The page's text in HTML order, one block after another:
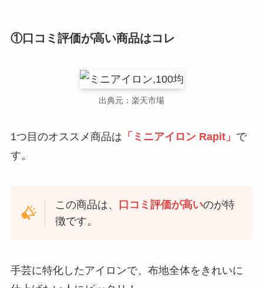
①口コミ評価が高い商品はコレ
出典元：楽天市場
1つ目のオススメ商品は 「ミニアイロン Rapit」 で
す。
この商品は、 口コミ評価が高いのが特
徴です。
手芸に特化したアイロンで、布地全体をきれいに